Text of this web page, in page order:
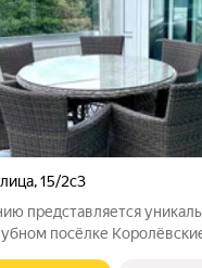
,15/2с3
представляется
посёлке